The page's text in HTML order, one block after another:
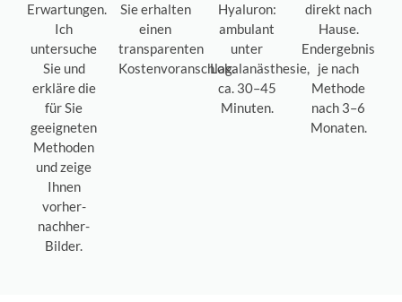
Erwartungen.
Ich
untersuche
Sie und
erkläre die
für Sie
geeigneten
Methoden
und zeige
Ihnen
vorher-
nachher-
Bilder.
Sie erhalten
einen
transparenten
Kostenvoranschlag.
Hyaluron:
ambulant
unter
Lokalanästhesie,
ca. 30–45
Minuten.
direkt nach
Hause.
Endergebnis
je nach
Methode
nach 3–6
Monaten.